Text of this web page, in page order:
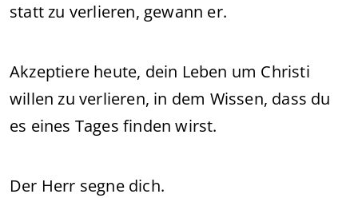
statt zu verlieren, gewann er.
Akzeptiere heute, dein Leben um Christi
willen zu verlieren, in dem Wissen, dass du
es eines Tages finden wirst.
Der Herr segne dich.